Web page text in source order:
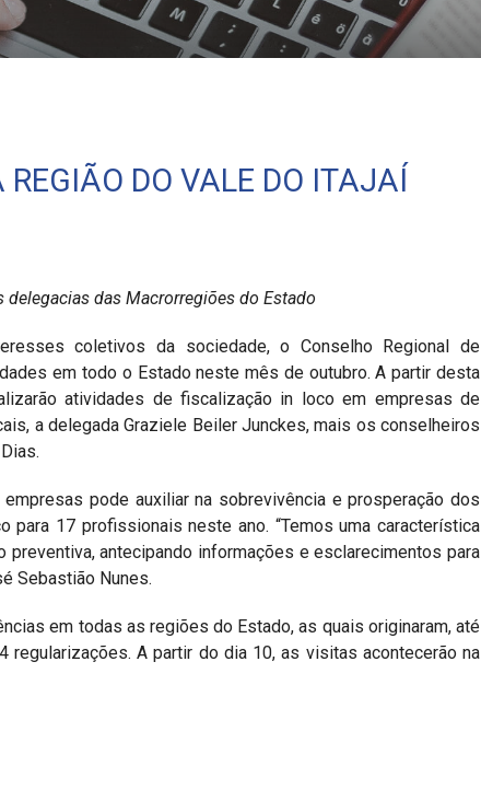
DO VALE DO ITAJAÍ
das Macrorregiões do Estado
coletivos da sociedade, o Conselho Regional de
em todo o Estado neste mês de outubro. A partir desta
atividades de fiscalização in loco em empresas de
a delegada Graziele Beiler Junckes, mais os conselheiros
pode auxiliar na sobrevivência e prosperação dos
17 profissionais neste ano. “Temos uma característica
antecipando informações e esclarecimentos para
Sebastião Nunes.
em todas as regiões do Estado, as quais originaram, até
A partir do dia 10, as visitas acontecerão na